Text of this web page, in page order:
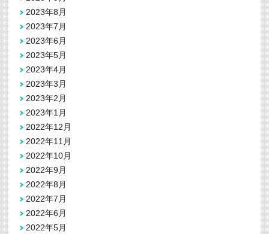
2023年8月
2023年7月
2023年6月
2023年5月
2023年4月
2023年3月
2023年2月
2023年1月
2022年12月
2022年11月
2022年10月
2022年9月
2022年8月
2022年7月
2022年6月
2022年5月